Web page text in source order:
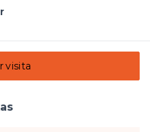
visita